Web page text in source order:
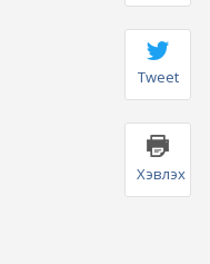
Tweet
Хэвлэх